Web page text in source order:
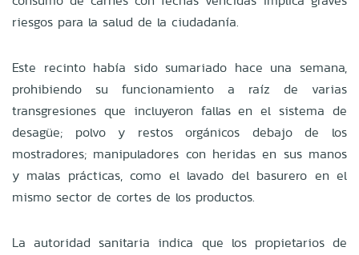
riesgos para la salud de la ciudadanía.
Este recinto había sido sumariado hace una semana,
prohibiendo su funcionamiento a raíz de varias
transgresiones que incluyeron fallas en el sistema de
desagüe; polvo y restos orgánicos debajo de los
mostradores; manipuladores con heridas en sus manos
y malas prácticas, como el lavado del basurero en el
mismo sector de cortes de los productos.
La autoridad sanitaria indica que los propietarios de